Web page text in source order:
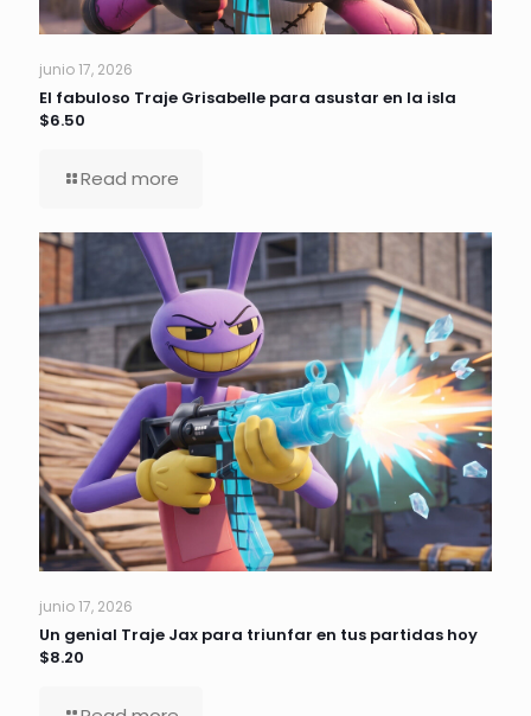
junio 17, 2026
El fabuloso Traje Grisabelle para asustar en la isla
$6.50
Read more
junio 17, 2026
Un genial Traje Jax para triunfar en tus partidas hoy
$8.20